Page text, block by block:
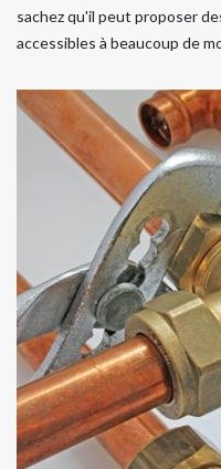
sachez qu'il peut proposer
accessibles à beaucoup de